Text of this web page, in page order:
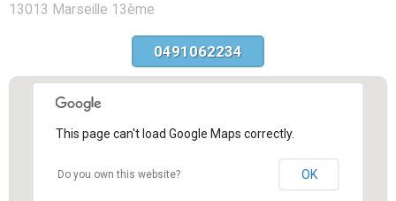
13013 Marseille 13ème
0491062234
This page can't load Google Maps correctly.
Do you own this website? OK